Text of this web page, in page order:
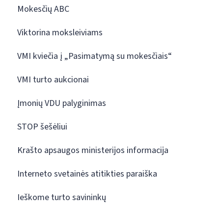
Mokesčių ABC
Viktorina moksleiviams
VMI kviečia į „Pasimatymą su mokesčiais“
VMI turto aukcionai
Įmonių VDU palyginimas
STOP šešėliui
Krašto apsaugos ministerijos informacija
Interneto svetainės atitikties paraiška
Ieškome turto savininkų